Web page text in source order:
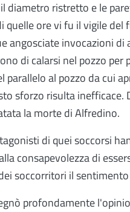
diametro ristretto e le
quelle ore vi fu il vigile del
angosciate invocazioni
di calarsi nel pozzo
parallelo al pozzo da cui
sforzo risulta
la morte di Alfredino.
di quei soccorsi
consapevolezza di
soccorritori il
profondamente